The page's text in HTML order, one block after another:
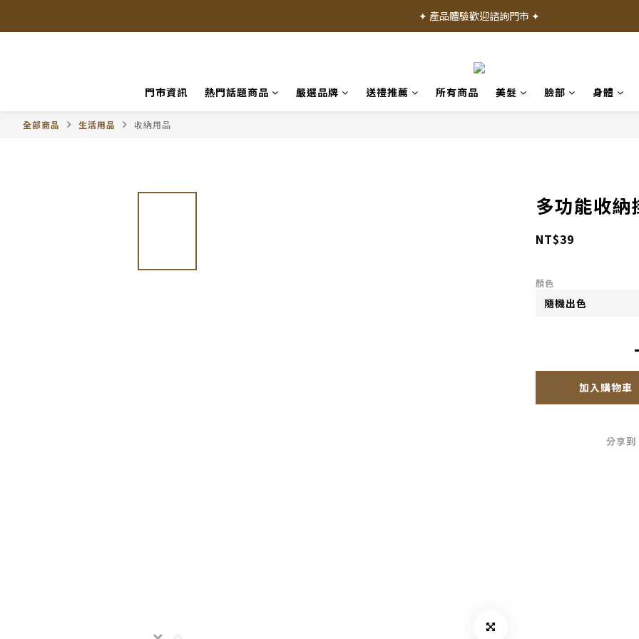
✦ 加入會員就送 50 元購物禮金 ✦
✦ 產品體驗歡迎諮詢門市 ✦
門市資訊 熱門話題商品 嚴選品牌 送禮推薦 所有商品 美髮 臉部 身體
全部商品 生活用品 收納用品
多功能收
NT$39
顏色
加入購物車
分享到